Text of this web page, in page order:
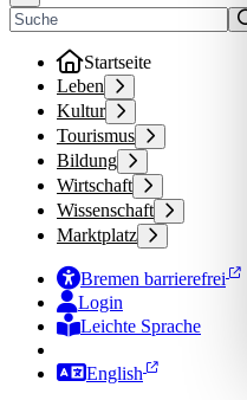
Startseite
Leben
Kultur
Tourismus
Bildung
Wirtschaft
Wissenschaft
Marktplatz
Bremen barrierefrei
Login
Leichte Sprache
Zur Deutschen
English